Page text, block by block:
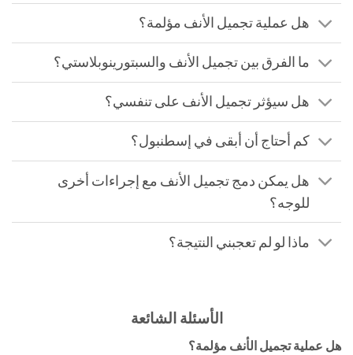
هل عملية تجميل الأنف مؤلمة؟
ما الفرق بين تجميل الأنف والسبتورينوبلاستي؟
هل سيؤثر تجميل الأنف على تنفسي؟
كم أحتاج أن أبقى في إسطنبول؟
هل يمكن دمج تجميل الأنف مع إجراءات أخرى
للوجه؟
ماذا لو لم تعجبني النتيجة؟
الأسئلة الشائعة
هل عملية تجميل الأنف مؤلمة؟